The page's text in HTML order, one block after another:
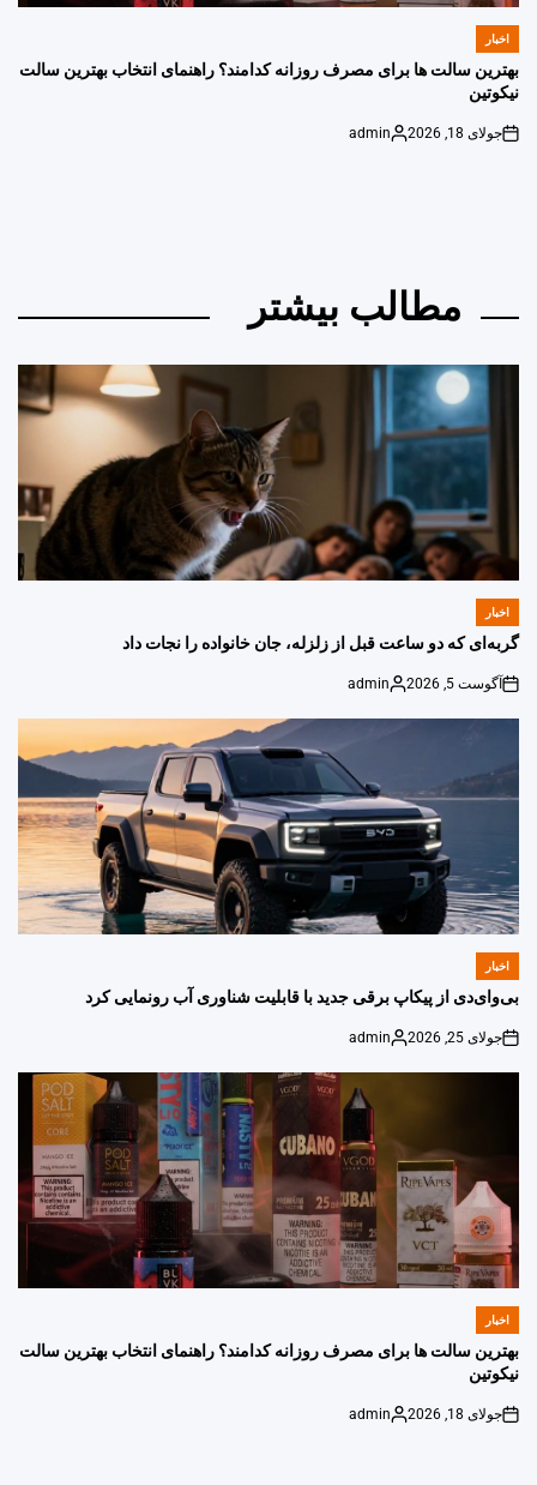
POSTED
اخبار
بهترین سالت ها برای مصرف روزانه کدامند؟ راهنمای انتخاب بهترین سالت
نیکوتین
on
جولای 18, 2026
Posted
admin
مطالب بیشتر
POSTED
IN
اخبار
گربه‌ای که دو ساعت قبل از زلزله، جان خانواده را نجات داد
on
آگوست 5, 2026
Posted
admin
POSTED
اخبار
بی‌وای‌دی از پیکاپ برقی جدید با قابلیت شناوری آب رونمایی کرد
on
جولای 25, 2026
Posted
admin
POSTED
اخبار
بهترین سالت ها برای مصرف روزانه کدامند؟ راهنمای انتخاب بهترین سالت
نیکوتین
on
جولای 18, 2026
Posted
admin